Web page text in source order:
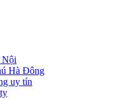
Nội
Hà Đông
uy tín